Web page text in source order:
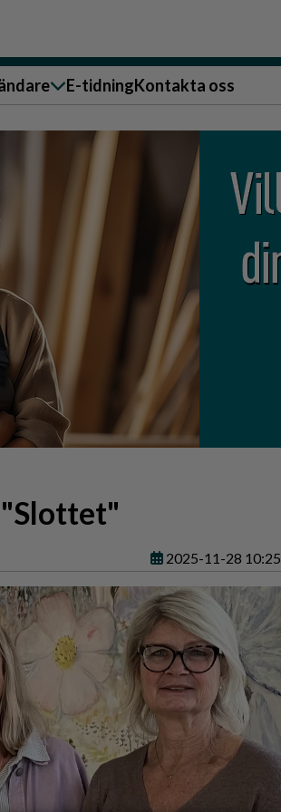
insändare till oss
Kärra
E-tidningKontakta oss
"Slottet"
2025-11-28 10:25